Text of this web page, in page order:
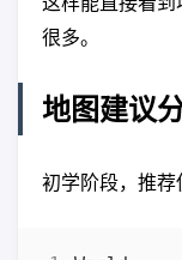
很多。
地图建议
初学阶段，推荐